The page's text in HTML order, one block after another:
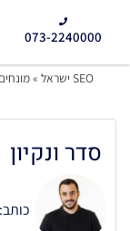
073-2240000
SEO ישראל »מונחים
סדר ונקיון
כותב: